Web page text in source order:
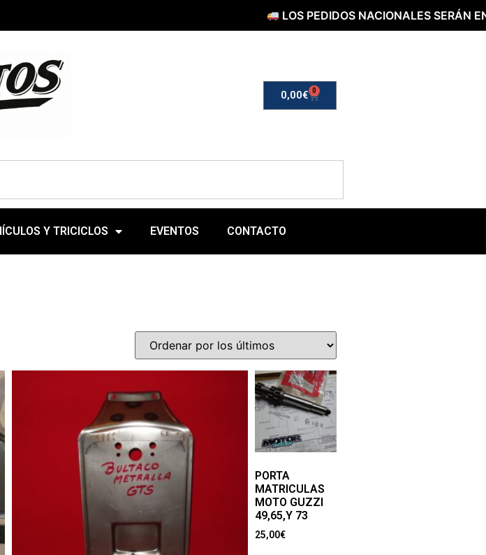
LOS PEDIDOS NACIONALES SERÁN ENVIADOS POR
0,00€ 0
Y TRICICLOS EVENTOS CONTACTO
PORTA
MATRICULAS
MOTO GUZZI
49,65,Y 73
25,00€